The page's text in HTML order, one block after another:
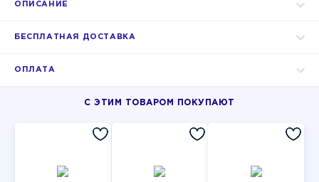
ОПИСАНИЕ
БЕСПЛАТНАЯ ДОСТАВКА
ОПЛАТА
С ЭТИМ ТОВАРОМ ПОКУПАЮТ